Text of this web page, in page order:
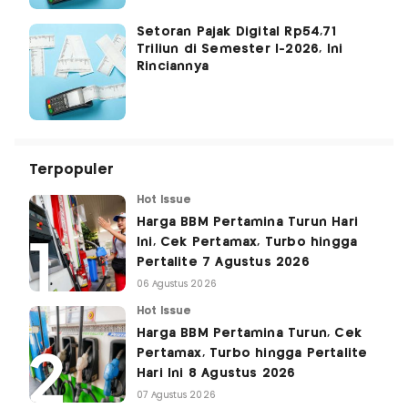
Setoran Pajak Digital Rp54,71
Triliun di Semester I-2026, Ini
Rinciannya
Terpopuler
Hot Issue
Harga BBM Pertamina Turun Hari
Ini, Cek Pertamax, Turbo hingga
Pertalite 7 Agustus 2026
06 Agustus 2026
Hot Issue
Harga BBM Pertamina Turun, Cek
Pertamax, Turbo hingga Pertalite
Hari Ini 8 Agustus 2026
07 Agustus 2026